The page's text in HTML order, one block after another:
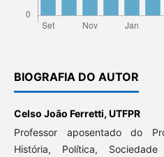
BIOGRAFIA DO AUTOR
Celso João Ferretti, UTFPR
Professor aposentado do
História, Política,